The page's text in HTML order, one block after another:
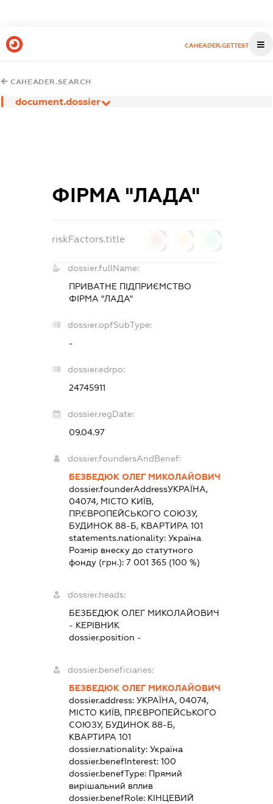
CAHEADER.GETTEST
CAHEADER.SEARCH
document.dossier
ФІРМА "ЛАДА"
riskFactors.title
dossier.fullName:
ПРИВАТНЕ ПІДПРИЄМСТВО
ФІРМА "ЛАДА"
dossier.opfSubType:
-
dossier.edrpo:
24745911
dossier.regDate:
09.04.97
dossier.foundersAndBenef:
БЕЗБЕДЮК ОЛЕГ МИКОЛАЙОВИЧ
dossier.founderAddressУКРАЇНА,
04074, МІСТО КИЇВ,
ПР.ЄВРОПЕЙСЬКОГО СОЮЗУ,
БУДИНОК 88-Б, КВАРТИРА 101
statements.nationality: Україна
Розмір внеску до статутного
фонду (грн.): 7 001 365(100 %)
dossier.heads:
БЕЗБЕДЮК ОЛЕГ МИКОЛАЙОВИЧ
- КЕРІВНИК
dossier.position -
dossier.beneficiaries:
БЕЗБЕДЮК ОЛЕГ МИКОЛАЙОВИЧ
dossier.address: УКРАЇНА, 04074,
МІСТО КИЇВ, ПР.ЄВРОПЕЙСЬКОГО
СОЮЗУ, БУДИНОК 88-Б,
КВАРТИРА 101
dossier.nationality: Україна
dossier.benefInterest: 100
dossier.benefType: Прямий
вирішальний вплив
dossier.benefRole: КІНЦЕВИЙ